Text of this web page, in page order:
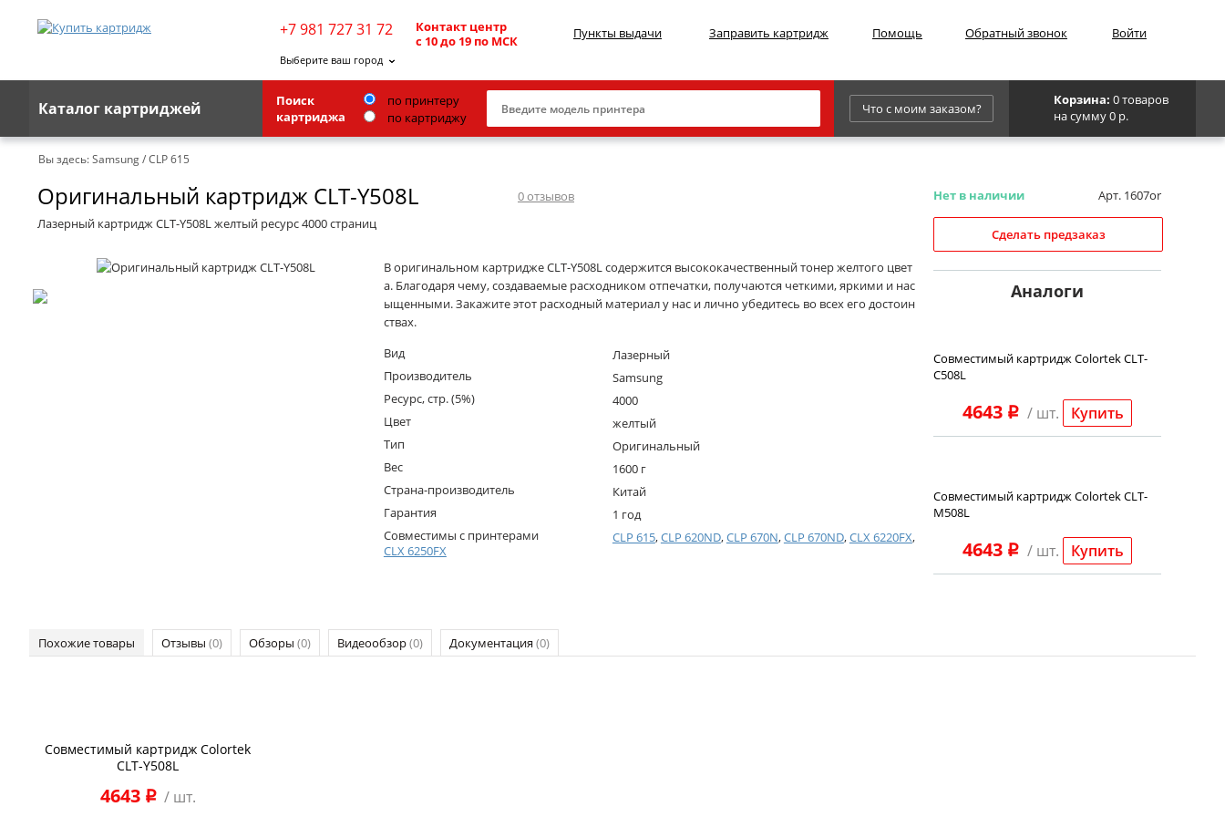
+7 981 727 31 72
Контакт центр
с 10 до 19 по МСК
Выберите ваш город
Пункты выдачи Заправить картридж Помощь Обратный звонок Войти
Каталог картриджей
Brother
G&G
Kodak
Lexmark
Samsung
Sharp
Поиск
картриджа
по принтеру
по картриджу
Что с моим заказом?
Корзина: 0 товаров
на сумму 0 р.
Вы здесь:Samsung/CLP 615
Оригинальный картридж CLT-Y508L 0отзывов
Лазерный картридж CLT-Y508L желтый ресурс 4000 страниц
В оригинальном картридже CLT-Y508L содержится высококачественный тонер желтого цвет
а. Благодаря чему, создаваемые расходником отпечатки, получаются четкими, яркими и нас
ыщенными. Закажите этот расходный материал у нас и лично убедитесь во всех его достоин
ствах.
Вид
Лазерный
Производитель
Samsung
Ресурс, стр. (5%)
4000
Цвет
желтый
Тип
Оригинальный
Вес
1600 г
Страна-производитель
Китай
Гарантия
1 год
Совместимы с принтерами
CLP 615,CLP 620ND,CLP 670N,CLP 670ND,CLX 6220FX,
CLX 6250FX
Нет в наличии Арт. 1607or
Сделать предзаказ
Аналоги
Совместимый картридж Colortek CLT-
C508L
4643 p / шт. Купить
Совместимый картридж Colortek CLT-
M508L
4643 p / шт. Купить
Похожие товары Отзывы (0) Обзоры (0) Видеообзор(0) Документация (0)
Совместимый картридж Colortek
CLT-Y508L
4643 p / шт.